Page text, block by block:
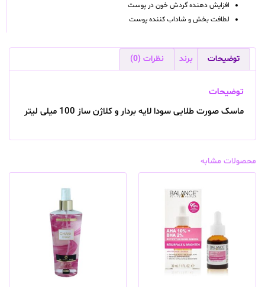
افزایش دهنده گردش خون در پوست
لطافت بخش و شاداب کننده پوست
توضیحات برند نظرات (0)
توضیحات
ماسک صورت طلایی سودا لایه بردار و کلاژن ساز 100 میلی لیتر
محصولات مشابه